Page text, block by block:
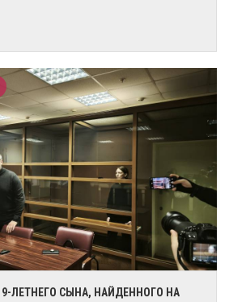
ЛЕТНЕГО СЫНА, НАЙДЕННОГО НА